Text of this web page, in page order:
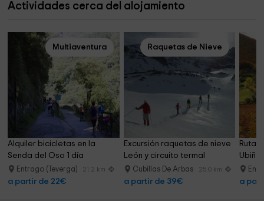
Actividades cerca del alojamiento
Multiaventura
Alquiler bicicletas en la
Senda del Oso 1 día
Entrago (Teverga) 21.2 km
a partir de 22€
Raquetas de Nieve
Excursión raquetas de nieve
León y circuito termal
Cubillas De Arbas 25.0 km
a partir de 39€
Ruta
a